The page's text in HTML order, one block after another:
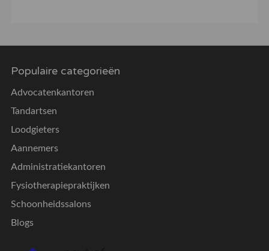
Populaire categorieën
Advocatenkantoren
Tandartsen
Loodgieters
Aannemers
Administratiekantoren
Fysiotherapiepraktijken
Schoonheidssalons
Blogs